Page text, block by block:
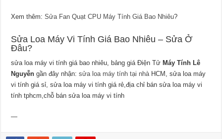
Xem thêm:Sửa Fan Quạt CPU Máy Tính Giá Bao Nhiêu?
Sửa Loa Máy Vi Tính Giá Bao Nhiêu – Sửa Ở
Đâu?
sửa loa máy vi tính giá bao nhiêu, bảng giá Điện TửMáy Tính Lê
Nguyễn gần đây nhận:sửa loa máy tính tại nhà HCM, sửa loa máy
vi tính giá sỉ, sửa loa máy vi tính giá rẻ,địa chỉ bán sửa loa máy vi
tính tphcm,chỗ bán sửa loa máy vi tính
—